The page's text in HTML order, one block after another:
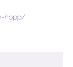
hopp/